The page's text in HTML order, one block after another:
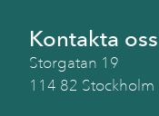
Kontakta oss
Storgatan 19
114 82 Stockholm